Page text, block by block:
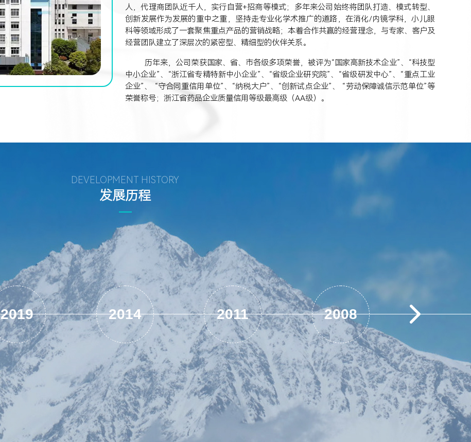
人，代理商团队近千人，实行自营+招商等模式；多年来公司始终将团队打造、模式转型、
创新发展作为发展的重中之重，坚持走专业化学术推广的道路，在消化/内镜学科，小儿眼
科等领域形成了一套聚焦重点产品的营销战略；本着合作共赢的经营理念，与专家、客户及
经营团队建立了深层次的紧密型、精细型的伙伴关系。
历年来，公司荣获国家、省、市各级多项荣誉，被评为“国家高新技术企业”、“科技型
中小企业”、“浙江省专精特新中小企业”、“省级企业研究院”、“省级研发中心”、“重点工业
企业”、 “守合同重信用单位”、“纳税大户”、“创新试点企业”、 “劳动保障诚信示范单位”等
荣誉称号；浙江省药品企业质量信用等级最高级（AA级）。
DEVELOPMENT HISTORY
发展历程
2019 2014 2011 2008 2007